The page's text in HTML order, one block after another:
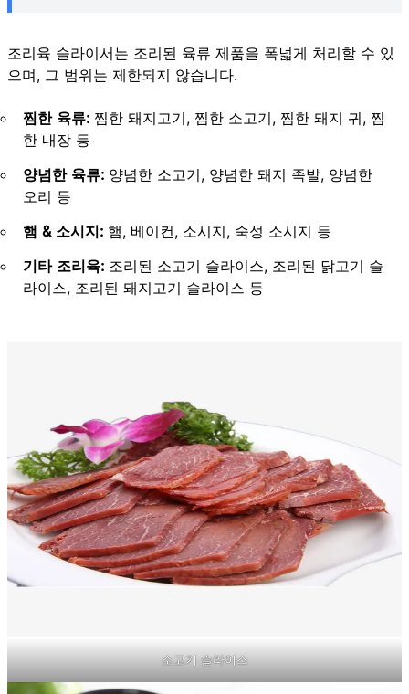
조리육 슬라이서는 조리된 육류 제품을 폭넓게 처리할 수 있
으며, 그 범위는 제한되지 않습니다.
찜한 육류: 찜한 돼지고기, 찜한 소고기, 찜한 돼지 귀, 찜
한 내장 등
양념한 육류: 양념한 소고기, 양념한 돼지 족발, 양념한
오리 등
햄 & 소시지: 햄, 베이컨, 소시지, 숙성 소시지 등
기타 조리육: 조리된 소고기 슬라이스, 조리된 닭고기 슬
라이스, 조리된 돼지고기 슬라이스 등
소고기 슬라이스